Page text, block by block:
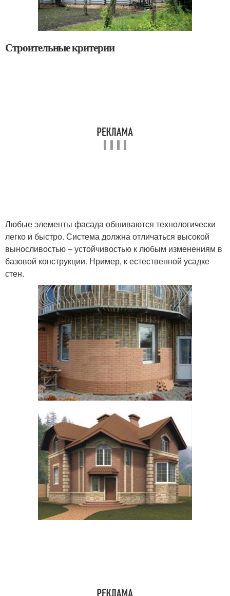
Строительные критерии
Любые элементы фасада обшиваются технологически
легко и быстро. Система должна отличаться высокой
выносливостью – устойчивостью к любым изменениям в
базовой конструкции. Нример, к естественной усадке
стен.